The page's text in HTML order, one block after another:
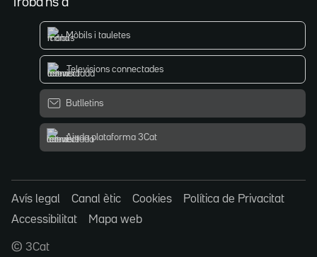
Mòbils i tauletes
Televisions connectades
Butlletins
Ajuda plataforma 3Cat
Avís legal Canal ètic Cookies
Política de Privacitat
Accessibilitat
Mapa web
© 3Cat